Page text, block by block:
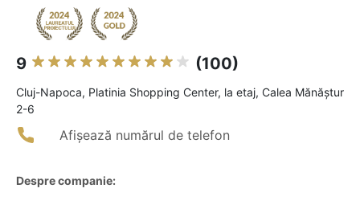
9 (100)
Cluj-Napoca, Platinia Shopping Center, la etaj, Calea Mănăștur
2-6
Afișează numărul de telefon
Despre companie: